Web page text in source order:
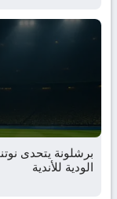
برشلونة يتحدى
الودية للأندية